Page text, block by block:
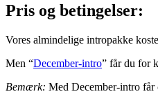
Pris og betingelser:
Vores almindelige intropakke
Men “December-intro” får du for
Bemærk: Med December-intro får